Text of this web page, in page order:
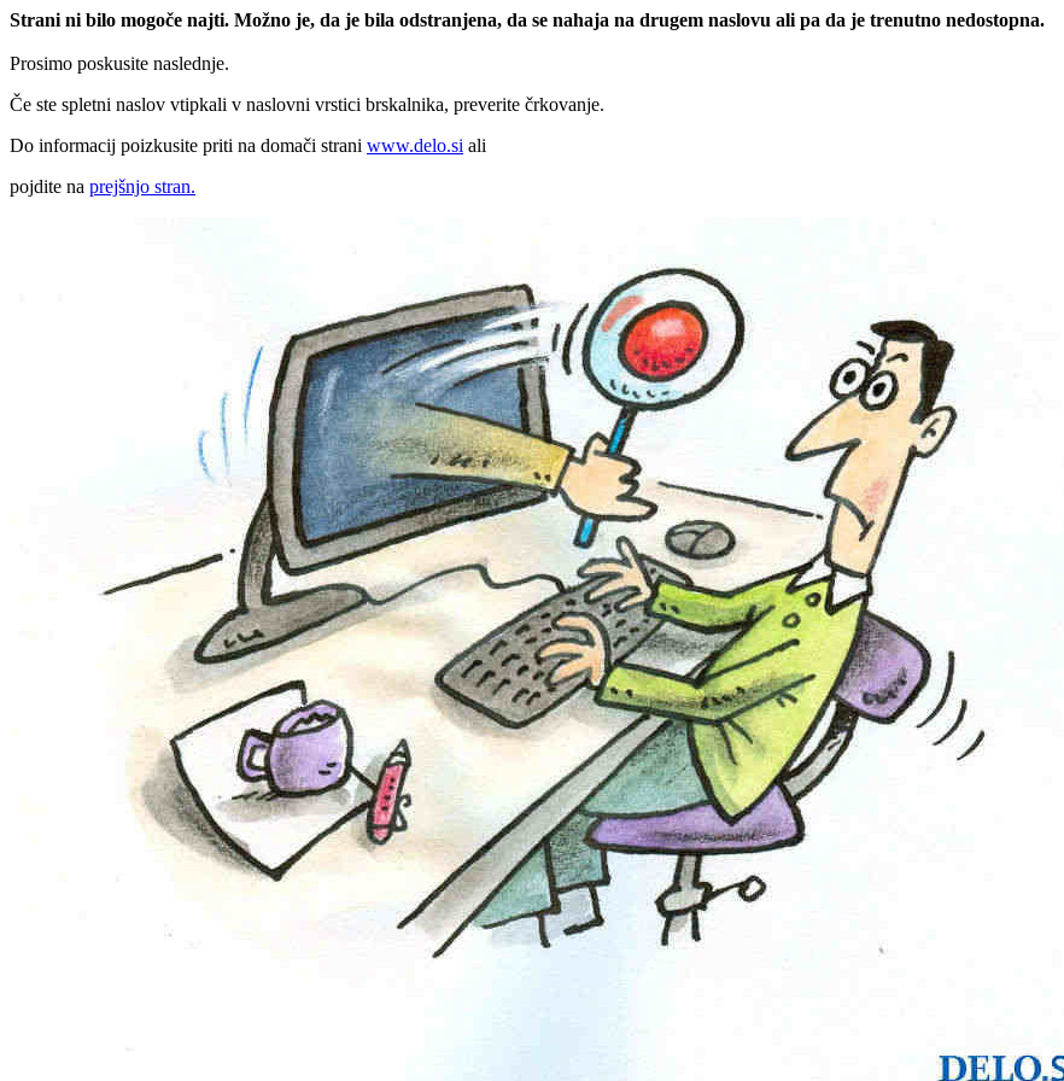
Strani ni bilo mogoče najti. Možno je, da je bila odstranjena, da se nahaja na drugem naslovu ali pa da je trenutno nedostopna.
Prosimo poskusite naslednje.
Če ste spletni naslov vtipkali v naslovni vrstici brskalnika, preverite črkovanje.
Do informacij poizkusite priti na domači strani www.delo.si ali
pojdite na prejšnjo stran.